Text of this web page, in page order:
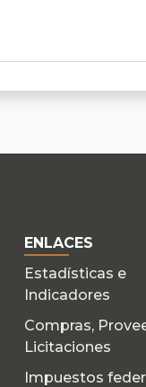
ENLACES
Estadísticas e
Indicadores
Compras,
Licitaciones
Impuestos